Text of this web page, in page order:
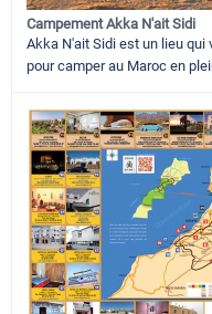
Campement Akka N'ait Sidi
Akka N'ait Sidi est un lieu
pour camper au Maroc en